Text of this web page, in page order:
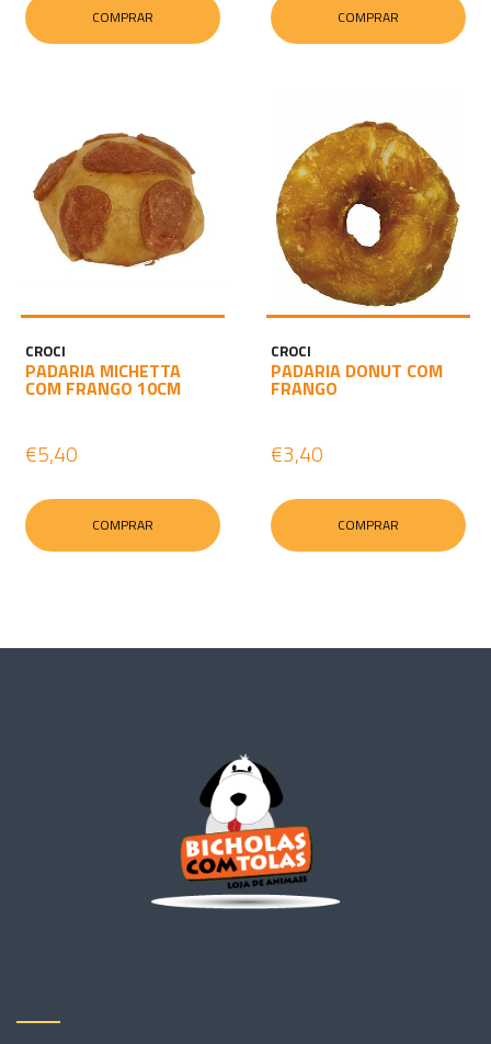
COMPRAR COMPRAR
CROCI
PADARIA MICHETTA
COM FRANGO 10CM
€5,40
COMPRAR
CROCI
PADARIA DONUT COM
FRANGO
€3,40
COMPRAR